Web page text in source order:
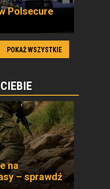
Polsecure
POKAŻ WSZYSTKIE
na
– sprawdź